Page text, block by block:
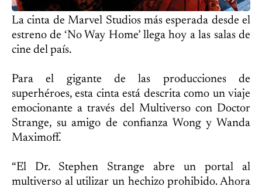
La cinta de Marvel Studios más esperada desde el
estreno de ‘No Way Home’ llega hoy a las salas de
cine del país.
Para el gigante de las producciones de
superhéroes, esta cinta está descrita como un viaje
emocionante a través del Multiverso con Doctor
Strange, su amigo de confianza Wong y Wanda
Maximoff.
“El Dr. Stephen Strange abre un portal al
multiverso al utilizar un hechizo prohibido. Ahora